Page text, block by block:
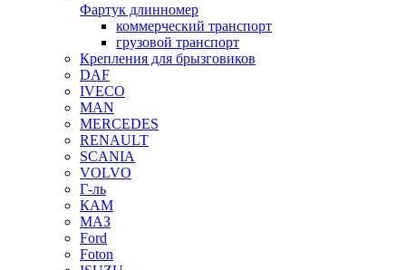
Фартук длинномер
коммерческий транспорт
грузовой транспорт
Крепления для брызговиков
DAF
IVECO
MAN
MERCEDES
RENAULT
SCANIA
VOLVO
Г-ль
КАМ
МАЗ
Ford
Foton